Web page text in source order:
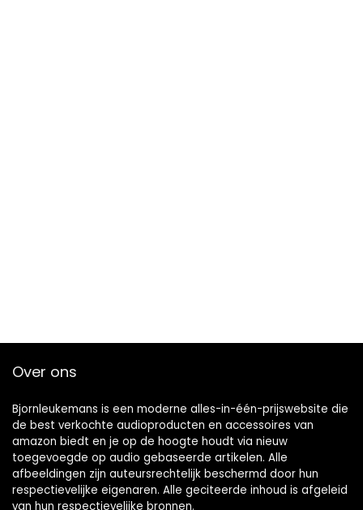
Over ons
Bjornleukemans is een moderne alles-in-één-prijswebsite die
de best verkochte audioproducten en accessoires van
amazon biedt en je op de hoogte houdt via nieuw
toegevoegde op audio gebaseerde artikelen. Alle
afbeeldingen zijn auteursrechtelijk beschermd door hun
respectievelijke eigenaren. Alle geciteerde inhoud is afgeleid
van hun respectievelijke bronnen.